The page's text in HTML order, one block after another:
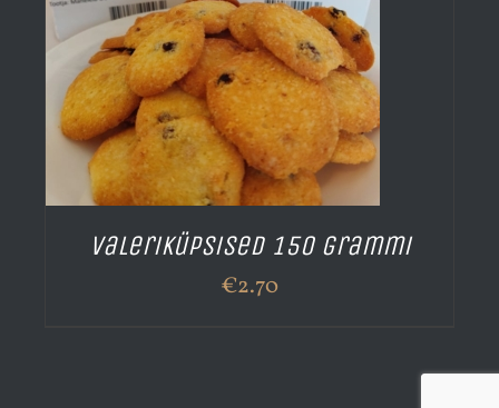
Valeriküpsised 150 grammi
€2.70